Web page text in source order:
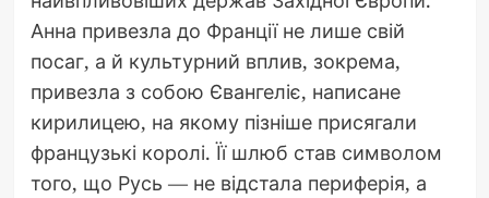
Анна привезла до Франції не лише свій
посаг, а й культурний вплив, зокрема,
привезла з собою Євангеліє, написане
кирилицею, на якому пізніше присягали
французькі королі. Її шлюб став символом
того, що Русь — не відстала периферія, а